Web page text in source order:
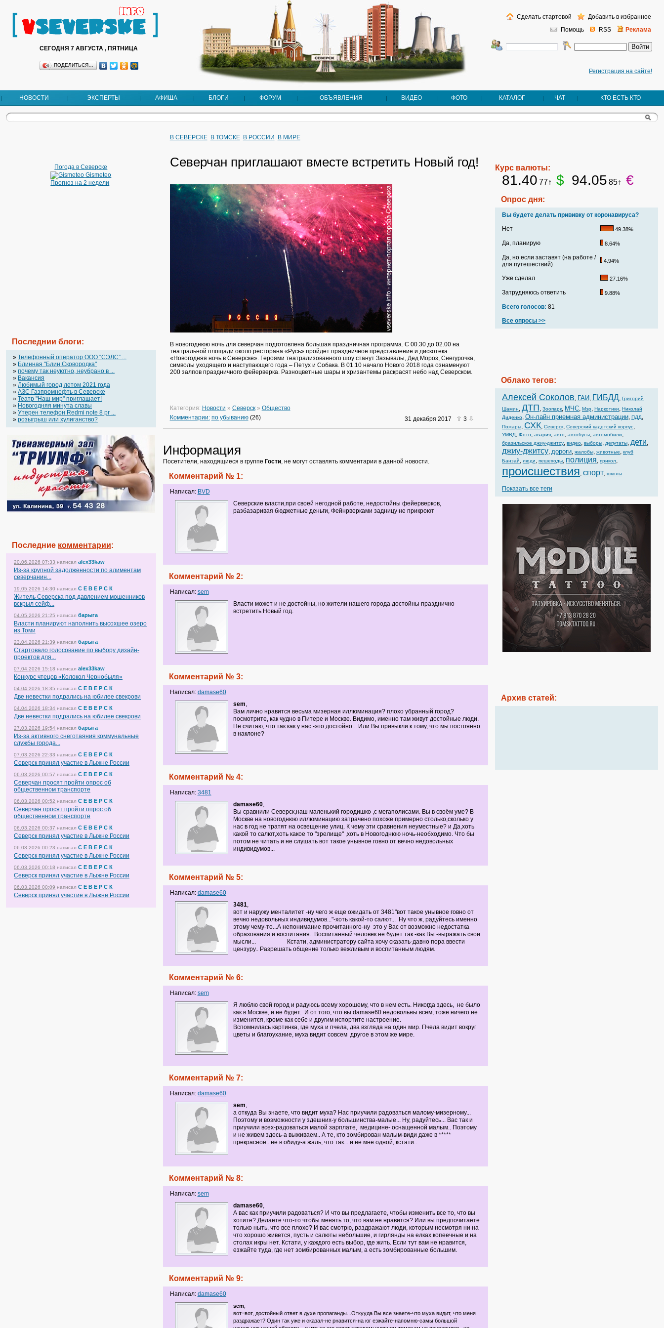
СЕГОДНЯ 7 АВГУСТА , ПЯТНИЦА
ПОДЕЛИТЬСЯ…
Регистрация на сайте!
Помощь RSS Реклама
Сделать стартовой Добавить в избранное
НОВОСТИ ЭКСПЕРТЫ АФИША БЛОГИ ФОРУМ ОБЪЯВЛЕНИЯ ВИДЕО ФОТО КАТАЛОГ ЧАТ КТО ЕСТЬ КТО
Погода в Северске
Gismeteo
Прогноз на 2 недели
Последнии блоги:
» Телефонный оператор OOO “СЭЛС” ...
» Блинная "Блин.Сковородка"
» почему так неуютно, неубрано в ...
» Вакансия
» Любимый город летом 2021 года
» АЗС Газпромнефть в Северске
» Театр "Наш мир" приглашает!
» Новогодняя минута славы
» Утерен телефон Redmi note 8 pr ...
» розыгрыш или хулиганство?
Последние комментарии:
20.06.2026 07:33 написал alex33kaw
Из-за крупной задолженности по алиментам
северчанин...
19.05.2026 14:30 написал С Е В Е Р С К
Житель Северска под давлением мошенников
вскрыл сейф...
04.05.2026 21:25 написал барыга
Власти планируют наполнить высохшее озеро
из Томи
23.04.2026 21:39 написал барыга
Стартовало голосование по выбору дизайн-
проектов для...
07.04.2026 15:18 написал alex33kaw
Конкурс чтецов «Колокол Чернобыля»
04.04.2026 18:35 написал С Е В Е Р С К
Две невестки подрались на юбилее свекрови
04.04.2026 18:34 написал С Е В Е Р С К
Две невестки подрались на юбилее свекрови
27.03.2026 19:54 написал барыга
Из-за активного снеготаяния коммунальные
службы города...
07.03.2026 22:33 написал С Е В Е Р С К
Северск принял участие в Лыжне России
06.03.2026 00:57 написал С Е В Е Р С К
Северчан просят пройти опрос об
общественном транспорте
06.03.2026 00:52 написал С Е В Е Р С К
Северчан просят пройти опрос об
общественном транспорте
06.03.2026 00:37 написал С Е В Е Р С К
Северск принял участие в Лыжне России
06.03.2026 00:23 написал С Е В Е Р С К
Северск принял участие в Лыжне России
06.03.2026 00:18 написал С Е В Е Р С К
Северск принял участие в Лыжне России
06.03.2026 00:09 написал С Е В Е Р С К
Северск принял участие в Лыжне России
В СЕВЕРСКЕ В ТОМСКЕ В РОССИИ В МИРЕ
Северчан приглашают вместе встретить Новый год!
В новогоднюю ночь для северчан подготовлена большая праздничная программа. С 00.30 до 02.00 на
театральной площади около ресторана «Русь» пройдет праздничное представление и дискотека
«Новогодняя ночь в Северске». Героями театрализованного шоу станут Зазывалы, Дед Мороз, Снегурочка,
символы уходящего и наступающего года – Петух и Собака. В 01.10 начало Нового 2018 года ознаменуют
200 залпов праздничного фейерверка. Разноцветные шары и хризантемы раскрасят небо над Северском.
Категория: Новости » Северск» Общество
Комментарии: по убыванию(26) 31 декабря 2017 3
Информация
Посетители, находящиеся в группе Гости, не могут оставлять комментарии в данной новости.
Комментарий № 1:
Написал: BVD
Северские власти,при своей негодной работе, недостойны фейерверков,
разбазаривая бюджетные деньги, Фейнрверками задницу не прикроют
Комментарий № 2:
Написал: sem
Власти может и не достойны, но жители нашего города достойны празднично
встретить Новый год.
Комментарий № 3:
Написал: damase60
sem,
Вам лично нравится весьма мизерная иллюминация? плохо убранный город?
посмотрите, как чудно в Питере и Москве. Видимо, именно там живут достойные люди.
Не считаю, что так как у нас -это достойно... Или Вы привыкли к тому, что мы постоянно
в наклоне?
Комментарий № 4:
Написал: 3481
damase60,
Вы сравнили Северск,наш маленький городишко ,с мегаполисами. Вы в своём уме? В
Москве на новогоднюю иллюминацию затрачено похоже примерно столько,сколько у
нас в год не тратят на освещение улиц. К чему эти сравнения неуместные? и Да,хоть
какой то салют,хоть какое то "зрелище" ,хоть в Новогоднюю ночь-необходимо. Что бы
потом не читать и не слушать вот такое унывное говно от вечно недовольных
индивидумов...
Комментарий № 5:
Написал: damase60
3481,
вот и наружу менталитет -ну чего ж еще ожидать от 3481"вот такое унывное говно от
вечно недовольных индивидумов..."-хоть какой-то салют... Ну что ж, радуйтесь именно
этому чему-то...А непонимание прочитанного-ну это у Вас от возможно недостатка
образования и воспитания.. Воспитанный человек не будет так -как Вы -выражать свои
мысли... Кстати, администратору сайта хочу сказать-давно пора ввести
цензуру.. Разрешать общение только вежливым и воспитанным людям.
Комментарий № 6:
Написал: sem
Я люблю свой город и радуюсь всему хорошему, что в нем есть. Никогда здесь, не было
как в Москве, и не будет. И от того, что вы damase60 недовольны всем, тоже ничего не
изменится, кроме как себе и другим испортите настроение.
Вспомнилась картинка, где муха и пчела, два взгляда на один мир. Пчела видит вокруг
цветы и благоухание, муха видит совсем другое в этом же мире.
Комментарий № 7:
Написал: damase60
sem,
а откуда Вы знаете, что видит муха? Нас приучили радоваться малому-мизерному...
Поэтому и возможности у здешних-у большинства-малые... Ну, радуйтесь... Вас так и
приучили всех-радоваться малой зарплате, медицине- оснащенной малым.. Поэтому
и не живем здесь-а выживаем.. А те, кто зомбирован малым-види даже в *****
прекрасное.. не в обиду-а жаль, что так... и не мне одной, кстати..
Комментарий № 8:
Написал: sem
damase60,
А вас как приучили радоваться? И что вы предлагаете, чтобы изменить все то, что вы
хотите? Делаете что-то чтобы менять то, что вам не нравится? Или вы предпочитаете
только ныть, что все плохо? И вас смотрю, раздражают люди, которым несмотря ни на
что хорошо живется, пусть и салюты небольшие, и гирлянды на елках копеечные и на
столах икры нет. Кстати, у каждого есть выбор, где жить. Если тут вам не нравится,
езжайте туда, где нет зомбированных малым, а есть зомбированные большим.
Комментарий № 9:
Написал: damase60
sem,
вот=вот, достойный ответ в духе пропаганды...Откууда Вы все знаете-что муха видит, что меня
раздражает? Один так уже и сказал-не рнавится-на юг езжайте-напомню-самы большой
Курс валюты:
81.40 77↑ $ 94.05 85↑ €
Опрос дня:
Вы будете делать прививку от коронавируса?
Нет
49.38%
Да, планирую 8.64%
Да, но если заставят (на работе /
для путешествий)
4.94%
Уже сделал 27.16%
Затрудняюсь ответить 9.88%
Всего голосов: 81
Все опросы >>
Облако тегов:
Алексей Соколов, ГАИ, ГИБДД, Григорий
Шамин, ДТП, Зоопарк, МЧС, Мэр, Наркотики, Николай
Диденко, Он-лайн приемная администрации, ПДД,
Пожары, СХК, Северск, Северский кадетский корпус,
УМВД, Фото, авария, авто, автобусы, автомобили,
бразильское джиу-джитсу, видео, выборы, депутаты, дети,
джиу-джитсу, дороги, жалобы, животные, клуб
Банзай, люди, пешеходы, полиция, прикол,
происшествия, спорт, школы
Показать все теги
Архив статей: